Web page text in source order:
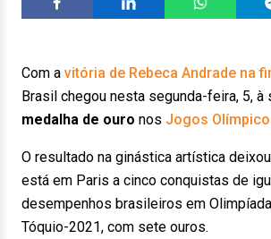
Com a vitória de Rebeca Andrade na
Brasil chegou nesta segunda-feira, 5, à
medalha de ouro nos Jogos
O resultado na ginástica artística
está em Paris a cinco conquistas de
desempenhos brasileiros em
Tóquio-2021, com sete ouros.